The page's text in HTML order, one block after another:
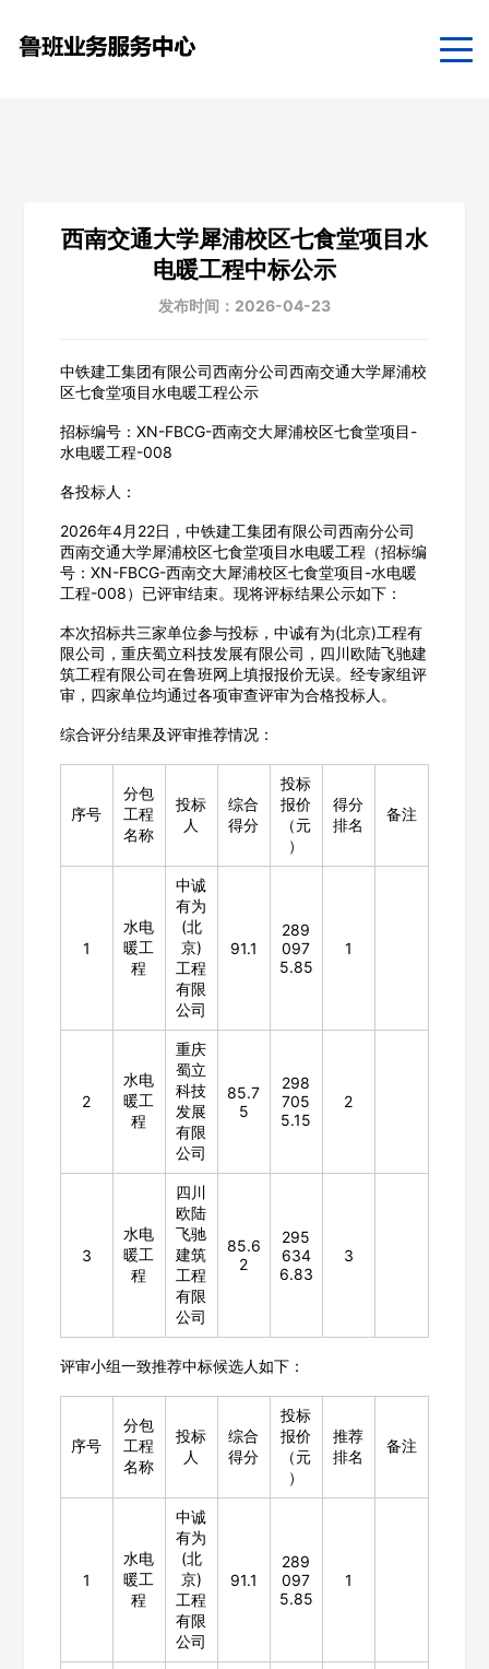
西南交通大学犀浦校区七食堂项目水
电暖工程中标公示
发布时间：2026-04-23
中铁建工集团有限公司西南分公司西南交通大学犀浦校
区七食堂项目水电暖工程公示
招标编号：XN-FBCG-西南交大犀浦校区七食堂项目-
水电暖工程-008
各投标人：
2026年4月22日，中铁建工集团有限公司西南分公司
西南交通大学犀浦校区七食堂项目水电暖工程（招标编
号：XN-FBCG-西南交大犀浦校区七食堂项目-水电暖
工程-008）已评审结束。现将评标结果公示如下：
本次招标共三家单位参与投标，中诚有为(北京)工程有
限公司，重庆蜀立科技发展有限公司，四川欧陆飞驰建
筑工程有限公司在鲁班网上填报报价无误。经专家组评
审，四家单位均通过各项审查评审为合格投标人。
综合评分结果及评审推荐情况：
序号
分包
工程
名称
投标
人
综合
得分
投标
报价
（元
）
得分
排名
备注
1
水电
暖工
程
中诚
有为
(北
京)
工程
有限
公司
91.1
289
097
5.85
1
2
水电
暖工
程
重庆
蜀立
科技
发展
有限
公司
85.7
5
298
705
5.15
2
3
水电
暖工
程
四川
欧陆
飞驰
建筑
工程
有限
公司
85.6
2
295
634
6.83
3
评审小组一致推荐中标候选人如下：
序号
分包
工程
名称
投标
人
综合
得分
投标
报价
（元
）
推荐
排名
备注
1
水电
暖工
程
中诚
有为
(北
京)
工程
有限
公司
91.1
289
097
5.85
1
欢迎入驻供应商